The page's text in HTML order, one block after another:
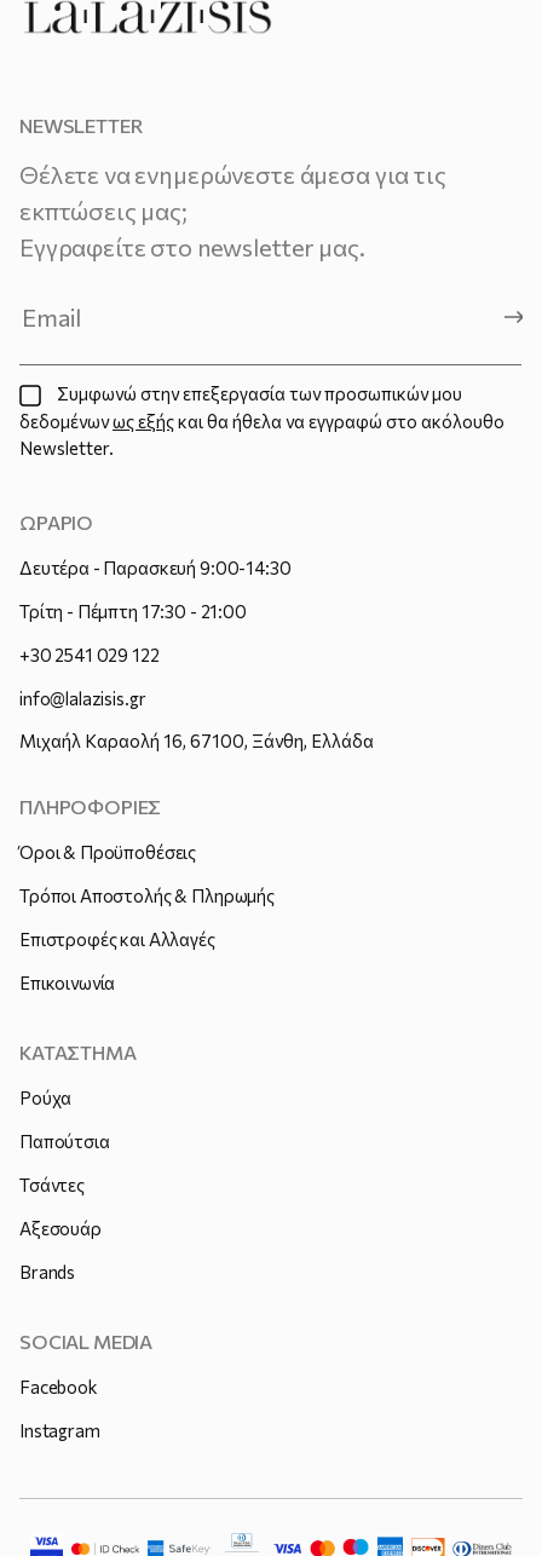
NEWSLETTER
Θέλετε να ενημερώνεστε άμεσα για τις
εκπτώσεις μας;
Εγγραφείτε στο newsletter μας.
Συμφωνώ στην επεξεργασία των προσωπικών μου
δεδομένωνως εξήςκαι θα ήθελα να εγγραφώ στο ακόλουθο
Newsletter.
ΩΡΑΡΙΟ
Δευτέρα - Παρασκευή 9:00-14:30
Τρίτη - Πέμπτη 17:30 - 21:00
+30 2541 029 122
info@lalazisis.gr
Μιχαήλ Καραολή 16, 67100, Ξάνθη, Ελλάδα
ΠΛΗΡΟΦΟΡΙΕΣ
Όροι & Προϋποθέσεις
Τρόποι Αποστολής & Πληρωμής
Επιστροφές και Αλλαγές
Επικοινωνία
ΚΑΤΑΣΤΗΜΑ
Ρούχα
Παπούτσια
Τσάντες
Αξεσουάρ
Brands
SOCIAL MEDIA
Facebook
Instagram